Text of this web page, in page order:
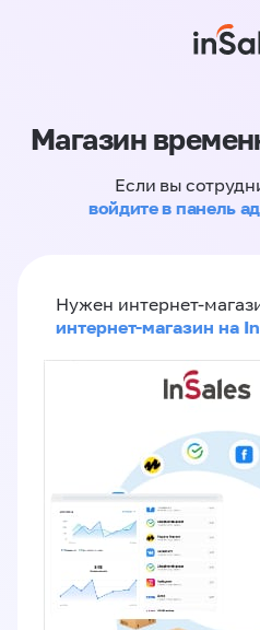
Магазин
Если вы
войдите в панель
Нужен интернет-
интернет-магазин на